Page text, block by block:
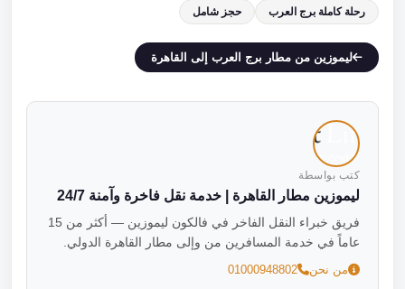
رحلة كاملة برج العرب
حجز شامل
ليموزين من مطار برج العرب إلى القاهرة
كتب بواسطة
ليموزين مطار القاهرة | خدمة نقل فاخرة وآمنة 24/7
فريق خبراء النقل الفاخر في فالكون ليموزين — أكثر من 15
عاماً في خدمة المسافرين من وإلى مطار القاهرة الدولي.
من نحن 01000948802